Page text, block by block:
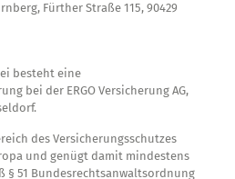
Fürther Straße 115, 90429
besteht eine
bei der ERGO Versicherung AG,
des Versicherungsschutzes
und genügt damit mindestens
§ 51 Bundesrechtsanwaltsordnung